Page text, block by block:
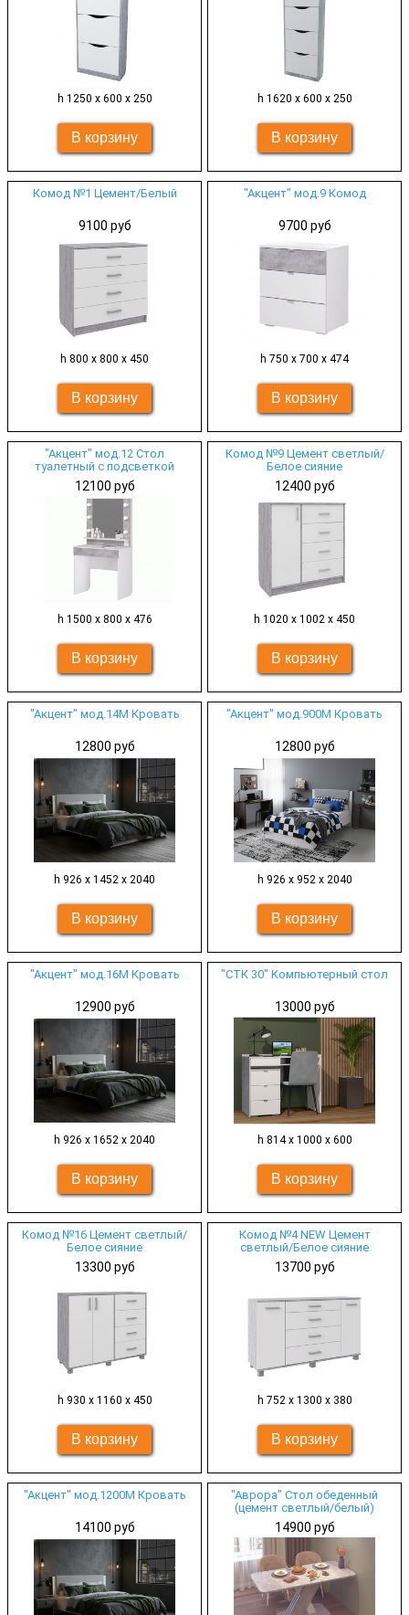
h 1250 х 600 x 250 h 1620 х 600 x 250
Комод №1 Цемент/Белый
9100 руб
h 800 х 800 х 450
"Акцент" мод.9 Комод
9700 руб
h 750 х 700 х 474
"Акцент" мод.12 Стол
туалетный с подсветкой
12100 руб
h 1500 х 800 х 476
Комод №9 Цемент светлый/
Белое сияние
12400 руб
h 1020 х 1002 х 450
"Акцент" мод.14М Кровать
12800 руб
h 926 х 1452 х 2040
"Акцент" мод.900М Кровать
12800 руб
h 926 х 952 х 2040
"Акцент" мод.16М Кровать
12900 руб
h 926 х 1652 х 2040
"СТК 30" Компьютерный стол
13000 руб
h 814 х 1000 х 600
Комод №16 Цемент светлый/
Белое сияние
13300 руб
h 930 х 1160 х 450
Комод №4 NEW Цемент
светлый/Белое сияние
13700 руб
h 752 х 1300 х 380
"Акцент" мод.1200М Кровать
14100 руб
"Аврора" Стол обеденный
(цемент светлый/белый)
14900 руб